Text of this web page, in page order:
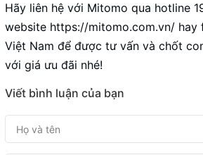
Hãy liên hệ với Mitomo qua hotline
website https://mitomo.com.vn/ hay
Việt Nam để được tư vấn và chốt
với giá ưu đãi nhé!
Viết bình luận của bạn